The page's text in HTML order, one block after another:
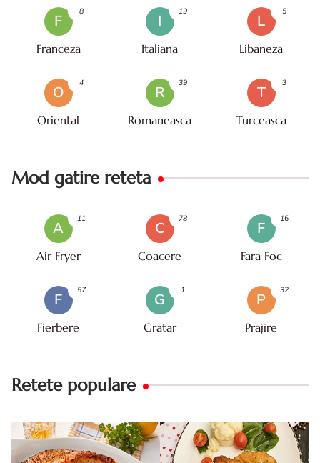
F
Franceza
8
I
Italiana
19
L
Libaneza
5
O
Oriental
4
R
Romaneasca
39
T
Turceasca
3
Mod gatire reteta
A
Air Fryer
11
C
Coacere
78
F
Fara Foc
16
F
Fierbere
57
G
Gratar
1
P
Prajire
32
Retete populare